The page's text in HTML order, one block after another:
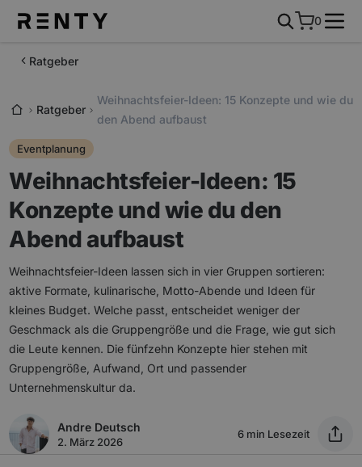
0
Ratgeber
Ratgeber
Weihnachtsfeier-Ideen: 15 Konzepte und wie du
den Abend aufbaust
Eventplanung
Weihnachtsfeier-Ideen: 15
Konzepte und wie du den
Abend aufbaust
Weihnachtsfeier-Ideen lassen sich in vier Gruppen sortieren:
aktive Formate, kulinarische, Motto-Abende und Ideen für
kleines Budget. Welche passt, entscheidet weniger der
Geschmack als die Gruppengröße und die Frage, wie gut sich
die Leute kennen. Die fünfzehn Konzepte hier stehen mit
Gruppengröße, Aufwand, Ort und passender
Unternehmenskultur da.
Andre Deutsch
2. März 2026
6 min Lesezeit